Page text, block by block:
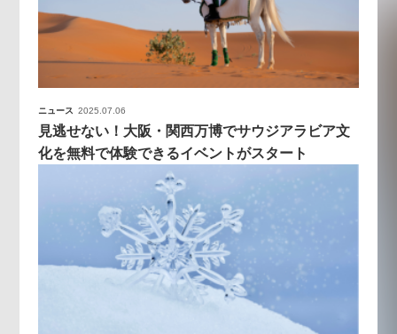
ニュース 2025.07.06
見逃せない！大阪・関西万博でサウジアラビア文
化を無料で体験できるイベントがスタート